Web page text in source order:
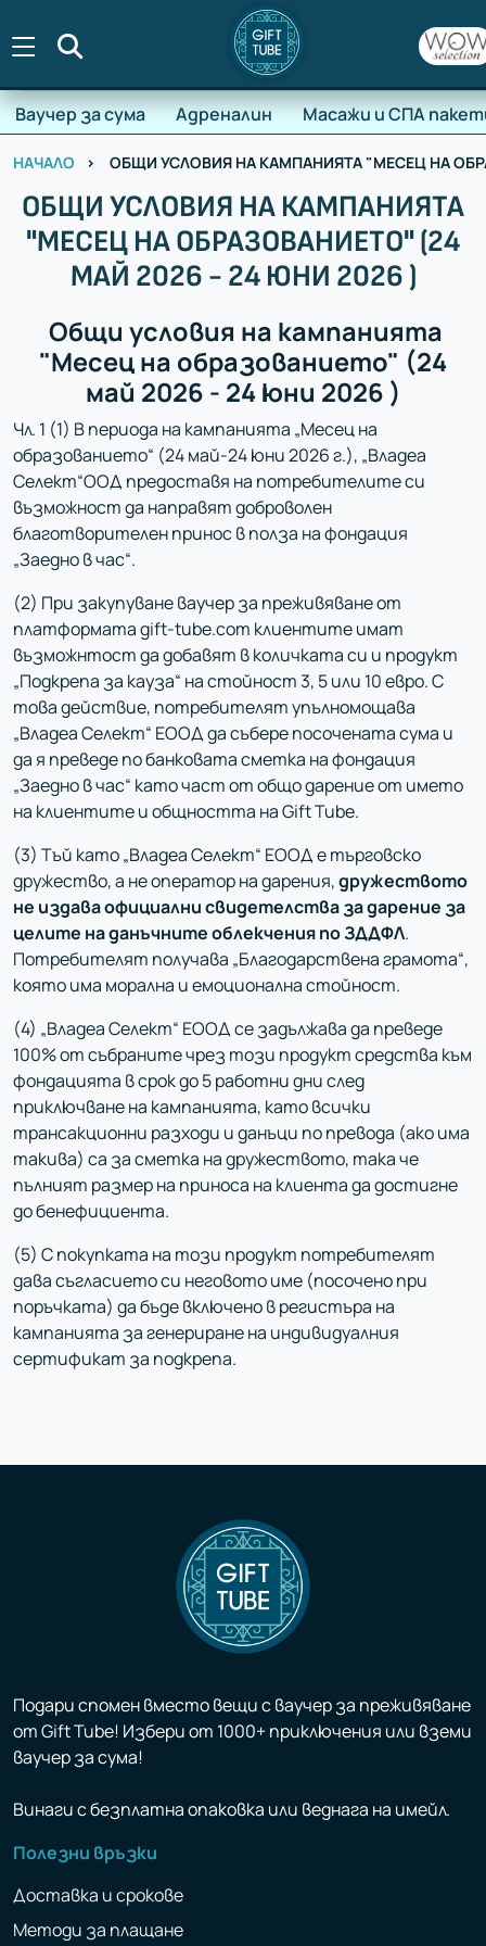
Ваучер за сума Адреналин Масажи и СПА
НАЧАЛО ОБЩИ УСЛОВИЯ НА КАМПАНИЯТА "МЕСЕЦ НА
ОБЩИ УСЛОВИЯ НА КАМПАНИЯТА
"МЕСЕЦ НА ОБРАЗОВАНИЕТО" (24
МАЙ 2026 - 24 ЮНИ 2026 )
Общи условия на кампанията
"Месец на образованието" (24
май 2026 - 24 юни 2026 )
Чл. 1 (1) В периода на кампанията „Месец на
образованието“ (24 май-24 юни2026г.), „Владеа
Селект“ООД предоставя на потребителите си
възможност да направят доброволен
благотворителен принос в полза на фондация
„Заедно в час“.
(2) При закупуване ваучер за преживяване от
платформата gift-tube.com клиентите имат
възможнтост да добавят в количката си и продукт
„Подкрепа за кауза“ на стойност 3, 5 или 10 евро. С
това действие, потребителят упълномощава
„Владеа Селект“ ЕООД да събере посочената сума и
да я преведе по банковата сметка на фондация
„Заедно в час“ като част от общо дарение от името
на клиентите и общността на Gift Tube.
(3) Тъй като „Владеа Селект“ ЕООД е търговско
дружество, а не оператор на дарения,дружеството
не издава официални свидетелства за дарение за
целите на данъчните облекчения по ЗДДФЛ.
Потребителят получава „Благодарствена грамота“,
която има морална и емоционална стойност.
(4) „Владеа Селект“ ЕООД се задължава да преведе
100% от събраните чрез този продукт средства към
фондацията в срок до 5 работни дни след
приключване на кампанията, като всички
трансакционни разходи и данъци по превода (ако има
такива) са за сметка на дружеството, така че
пълният размер на приноса на клиента да достигне
до бенефициента.
(5) С покупката на този продукт потребителят
дава съгласието си неговото име (посочено при
поръчката) да бъде включено в регистъра на
кампанията за генериране на индивидуалния
сертификат за подкрепа.
Подари спомен вместо вещи с ваучер за преживяване
от Gift Tube! Избери от 1000+ приключения или вземи
ваучер за сума!
Винаги с безплатна опаковка или веднага на имейл.
Полезни връзки
Доставка и срокове
Методи за плащане